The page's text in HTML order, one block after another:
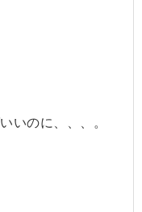
いのに、、、。